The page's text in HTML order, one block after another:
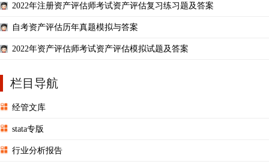
2022年注册资产评估师考试资产评估复习练习题及答案
自考资产评估历年真题模拟与答案
2022年资产评估师考试资产评估模拟试题及答案
栏目导航
经管文库
stata专版
行业分析报告